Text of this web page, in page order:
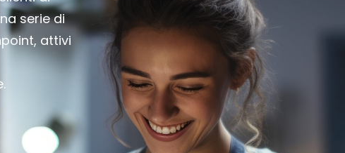
serie di
attivi